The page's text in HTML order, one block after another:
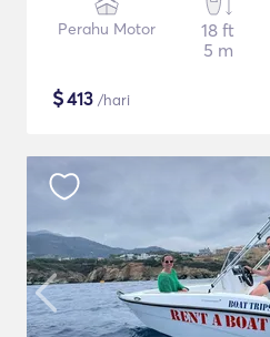
Perahu Motor
18 ft
5 m
$413 /hari